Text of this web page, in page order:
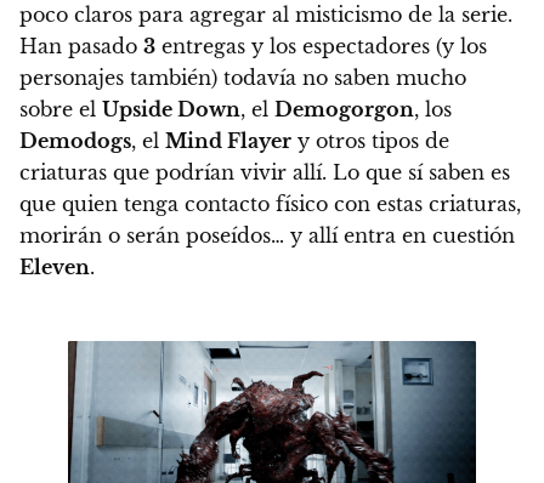
poco claros para agregar al misticismo de la serie.
Han pasado 3 entregas y los espectadores (y los
personajes también) todavía no saben mucho
sobre el Upside Down, el Demogorgon, los
Demodogs, el Mind Flayer y otros tipos de
criaturas que podrían vivir allí. Lo que sí saben es
que quien tenga contacto físico con estas criaturas,
morirán o serán poseídos… y allí entra en cuestión
Eleven.